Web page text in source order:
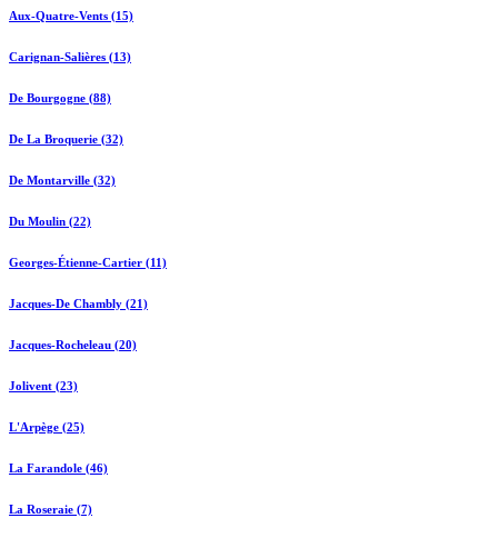
Aux-Quatre-Vents (15)
Carignan-Salières (13)
De Bourgogne (88)
De La Broquerie (32)
De Montarville (32)
Du Moulin (22)
Georges-Étienne-Cartier (11)
Jacques-De Chambly (21)
Jacques-Rocheleau (20)
Jolivent (23)
L'Arpège (25)
La Farandole (46)
La Roseraie (7)